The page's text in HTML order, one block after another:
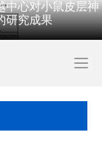
中心对小鼠皮层神
研究成果